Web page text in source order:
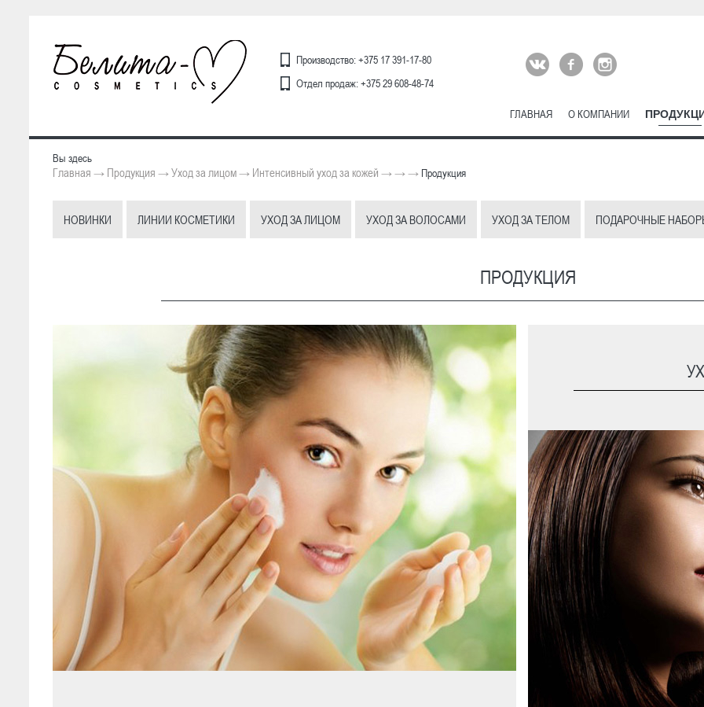
Производство: +375 17 391-17-80
Отдел продаж: +375 29 608-48-74
ГЛАВНАЯ О КОМПАНИИ
Вы здесь
Главная → Продукция →Уход за лицом→ Интенсивный уход за кожей →→→ Продукция
НОВИНКИ ЛИНИИ КОСМЕТИКИ УХОД ЗА ЛИЦОМ УХОД ЗА ВОЛОСАМИ УХОД ЗА ТЕЛОМ ПОДАРОЧНЫЕ
ПРОДУКЦИЯ
Ночные кремы
Уход за кожей вокруг
Очищающие средства
Маски для лица
Смотреть все